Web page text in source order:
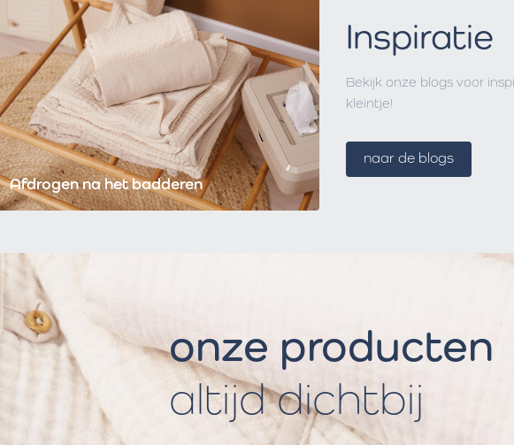
Afdrogen na het badderen
Inspiratie
Bekijk onze blogs voor
kleintje!
naar de blogs
onze producten
altijd dichtbij